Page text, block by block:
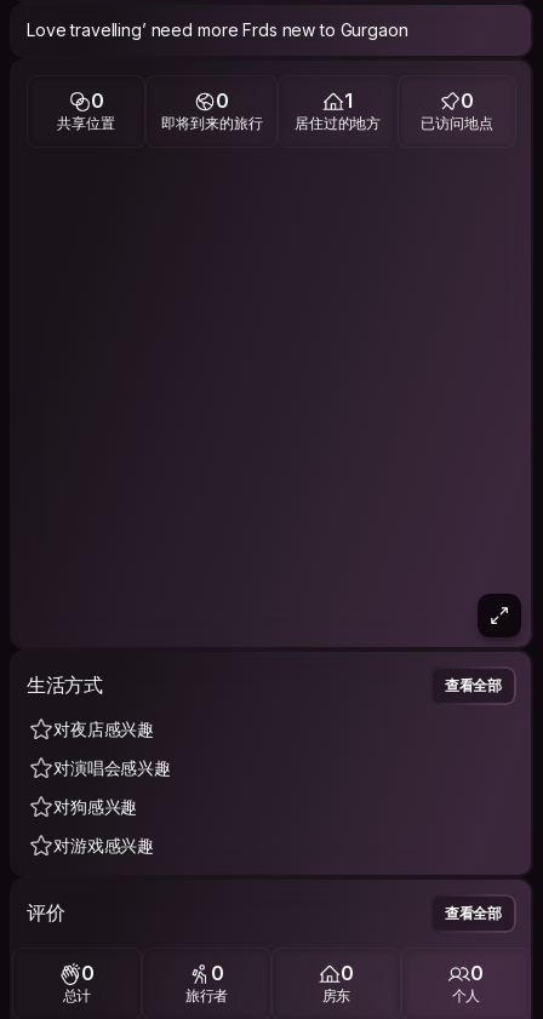
Love travelling’ need more Frds new to Gurgaon
0
共享位置
0
即将到来的旅行
1
居住过的地方
0
已访问地点
生活方式 查看全部
对夜店感兴趣
对演唱会感兴趣
对狗感兴趣
对游戏感兴趣
评价 查看全部
0
总计
0
旅行者
0
房东
0
个人